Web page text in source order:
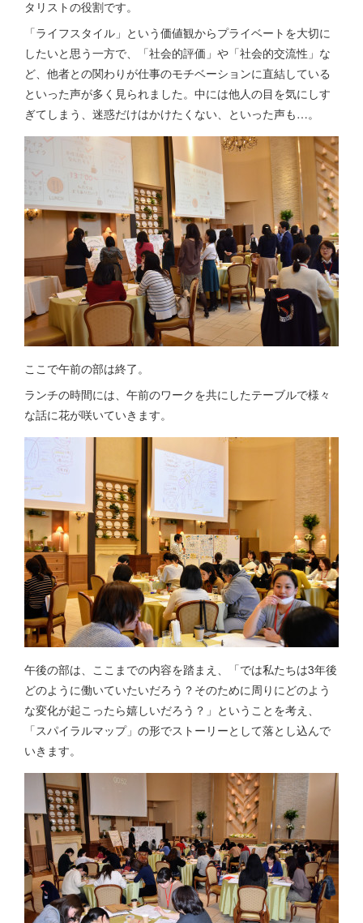
タリストの役割です。
「ライフスタイル」という価値観からプライベートを大切に
したいと思う一方で、「社会的評価」や「社会的交流性」な
ど、他者との関わりが仕事のモチベーションに直結している
といった声が多く見られました。中には他人の目を気にしす
ぎてしまう、迷惑だけはかけたくない、といった声も…。
ここで午前の部は終了。
ランチの時間には、午前のワークを共にしたテーブルで様々
な話に花が咲いていきます。
午後の部は、ここまでの内容を踏まえ、「では私たちは3年後
どのように働いていたいだろう？そのために周りにどのよう
な変化が起こったら嬉しいだろう？」ということを考え、
「スパイラルマップ」の形でストーリーとして落とし込んで
いきます。